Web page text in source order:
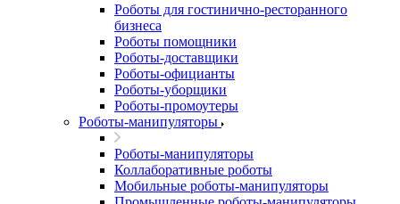
Роботы для гостинично-ресторанного
бизнеса
Роботы помощники
Роботы-доставщики
Роботы-официанты
Роботы-уборщики
Роботы-промоутеры
Роботы-манипуляторы
Роботы-манипуляторы
Коллаборативные роботы
Мобильные роботы-манипуляторы